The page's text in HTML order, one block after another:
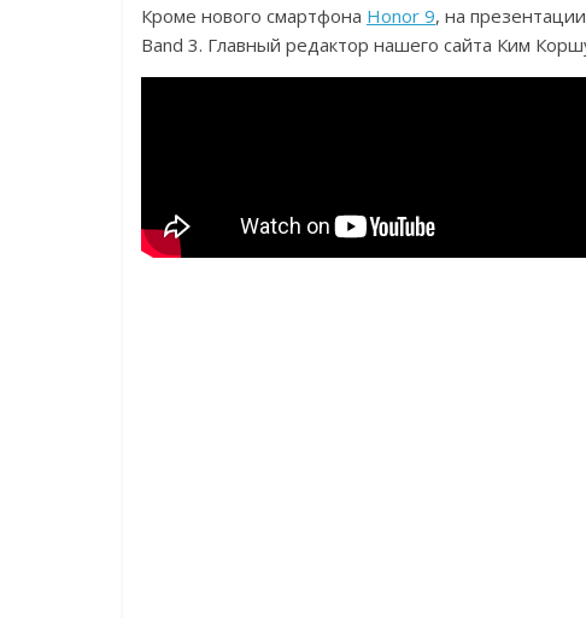
Кроме нового смартфона Honor 9, на
Band 3. Главный редактор нашего сайта Ким